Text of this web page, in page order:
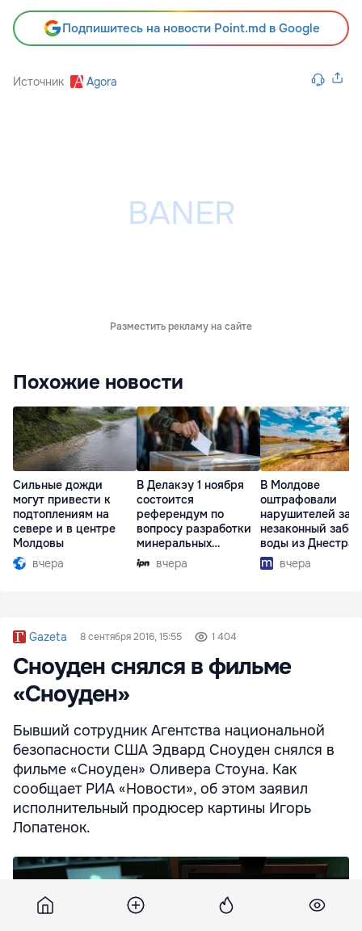
Подпишитесь на новости Point.md в Google
Источник Agora
Разместить рекламу на сайте
Похожие новости
Сильные дожди
могут привести к
подтоплениям на
севере и в центре
Молдовы
вчера
В Делакэу 1 ноября
состоится
референдум по
вопросу разработки
минеральных
ресурсов
вчера
В Молдове
оштрафовали
нарушителей за
незаконный забор
воды из Днестра
вчера
Gazeta 8 сентября 2016, 15:55 1 404
Сноуден снялся в фильме
«Сноуден»
Бывший сотрудник Агентства национальной
безопасности США Эдвард Сноуден снялся в
фильме «Сноуден» Оливера Стоуна. Как
сообщает РИА «Новости», об этом заявил
исполнительный продюсер картины Игорь
Лопатенок.